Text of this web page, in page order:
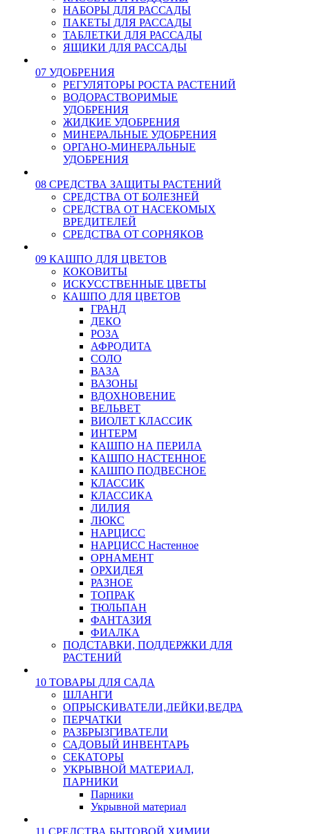
НАБОРЫ ДЛЯ РАССАДЫ
ПАКЕТЫ ДЛЯ РАССАДЫ
ТАБЛЕТКИ ДЛЯ РАССАДЫ
ЯЩИКИ ДЛЯ РАССАДЫ
07 УДОБРЕНИЯ
РЕГУЛЯТОРЫ РОСТА РАСТЕНИЙ
ВОДОРАСТВОРИМЫЕ
УДОБРЕНИЯ
ЖИДКИЕ УДОБРЕНИЯ
МИНЕРАЛЬНЫЕ УДОБРЕНИЯ
ОРГАНО-МИНЕРАЛЬНЫЕ
УДОБРЕНИЯ
08 СРЕДСТВА ЗАЩИТЫ РАСТЕНИЙ
СРЕДСТВА ОТ БОЛЕЗНЕЙ
СРЕДСТВА ОТ НАСЕКОМЫХ
ВРЕДИТЕЛЕЙ
СРЕДСТВА ОТ СОРНЯКОВ
09 КАШПО ДЛЯ ЦВЕТОВ
КОКОВИТЫ
ИСКУССТВЕННЫЕ ЦВЕТЫ
КАШПО ДЛЯ ЦВЕТОВ
ГРАНД
ДЕКО
РОЗА
АФРОДИТА
СОЛО
ВАЗА
ВАЗОНЫ
ВДОХНОВЕНИЕ
ВЕЛЬВЕТ
ВИОЛЕТ КЛАССИК
ИНТЕРМ
КАШПО НА ПЕРИЛА
КАШПО НАСТЕННОЕ
КАШПО ПОДВЕСНОЕ
КЛАССИК
КЛАССИКА
ЛИЛИЯ
ЛЮКС
НАРЦИСС
НАРЦИСС Настенное
ОРНАМЕНТ
ОРХИДЕЯ
РАЗНОЕ
ТОПРАК
ТЮЛЬПАН
ФАНТАЗИЯ
ФИАЛКА
ПОДСТАВКИ, ПОДДЕРЖКИ ДЛЯ
РАСТЕНИЙ
10 ТОВАРЫ ДЛЯ САДА
ШЛАНГИ
ОПРЫСКИВАТЕЛИ,ЛЕЙКИ,ВЕДРА
ПЕРЧАТКИ
РАЗБРЫЗГИВАТЕЛИ
САДОВЫЙ ИНВЕНТАРЬ
СЕКАТОРЫ
УКРЫВНОЙ МАТЕРИАЛ,
ПАРНИКИ
Парники
Укрывной материал
11 СРЕДСТВА БЫТОВОЙ ХИМИИ